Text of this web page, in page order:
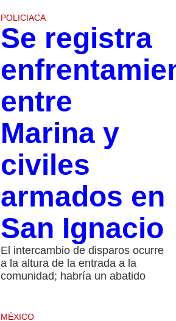
POLICIACA
Se registra
entre
Marina y
civiles
armados en
San Ignacio
El intercambio de disparos ocurre
a la altura de la entrada a la
comunidad; habría un abatido
MÉXICO